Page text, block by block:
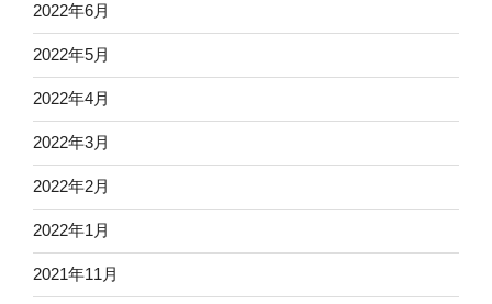
2022年6月
2022年5月
2022年4月
2022年3月
2022年2月
2022年1月
2021年11月